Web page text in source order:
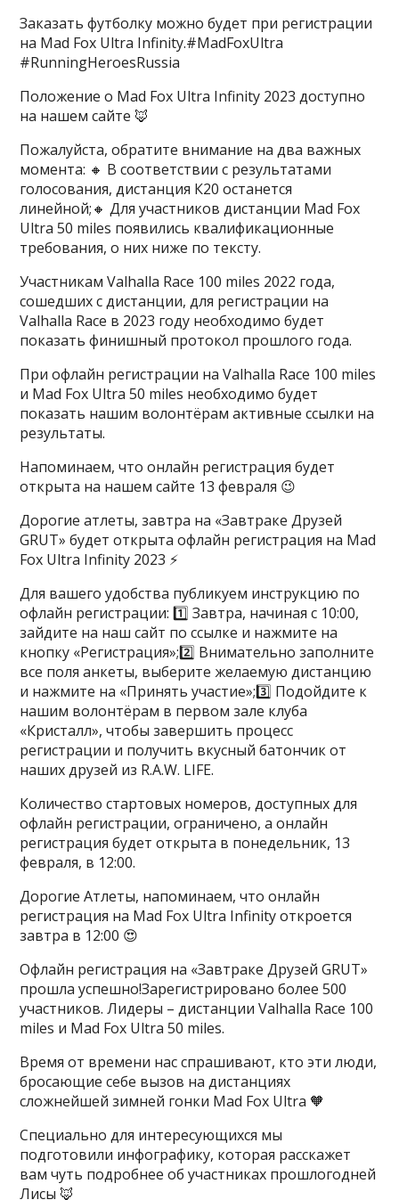
Заказать футболку можно будет при регистрации
на Mad Fox Ultra Infinity.#MadFoxUltra
#RunningHeroesRussia
​Положение о Mad Fox Ultra Infinity 2023 доступно
на нашем сайте 🦊
Пожалуйста, обратите внимание на два важных
момента: 🔸 В соответствии с результатами
голосования, дистанция К20 останется
линейной;🔸 Для участников дистанции Mad Fox
Ultra 50 miles появились квалификационные
требования, о них ниже по тексту.
Участникам Valhalla Race 100 miles 2022 года,
сошедших с дистанции, для регистрации на
Valhalla Race в 2023 году необходимо будет
показать финишный протокол прошлого года.
При офлайн регистрации на Valhalla Race 100 miles
и Mad Fox Ultra 50 miles необходимо будет
показать нашим волонтёрам активные ссылки на
результаты.
Напоминаем, что онлайн регистрация будет
открыта на нашем сайте 13 февраля 😉
​Дорогие атлеты, завтра на «Завтраке Друзей
GRUT» будет открыта офлайн регистрация на Mad
Fox Ultra Infinity 2023 ⚡
Для вашего удобства публикуем инструкцию по
офлайн регистрации: 1️⃣ Завтра, начиная с 10:00,
зайдите на наш сайт по ссылке и нажмите на
кнопку «Регистрация»;2️⃣ Внимательно заполните
все поля анкеты, выберите желаемую дистанцию
и нажмите на «Принять участие»;3️⃣ Подойдите к
нашим волонтёрам в первом зале клуба
«Кристалл», чтобы завершить процесс
регистрации и получить вкусный батончик от
наших друзей из R.A.W. LIFE.
Количество стартовых номеров, доступных для
офлайн регистрации, ограничено, а онлайн
регистрация будет открыта в понедельник, 13
февраля, в 12:00.
Дорогие Атлеты, напоминаем, что онлайн
регистрация на Mad Fox Ultra Infinity откроется
завтра в 12:00 😍
Офлайн регистрация на «Завтраке Друзей GRUT»
прошла успешно!Зарегистрировано более 500
участников. Лидеры – дистанции Valhalla Race 100
miles и Mad Fox Ultra 50 miles.
​Время от времени нас спрашивают, кто эти люди,
бросающие себе вызов на дистанциях
сложнейшей зимней гонки Mad Fox Ultra 🧡
Специально для интересующихся мы
подготовили инфографику, которая расскажет
вам чуть подробнее об участниках прошлогодней
Лисы 🦊